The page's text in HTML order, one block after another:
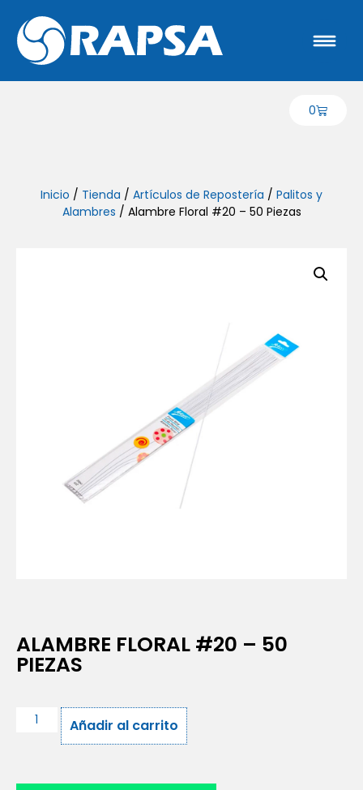
0
Inicio / Tienda / Artículos de Repostería / Palitos y
Alambres / Alambre Floral #20 – 50 Piezas
ALAMBRE FLORAL #20 – 50
PIEZAS
Añadir al carrito